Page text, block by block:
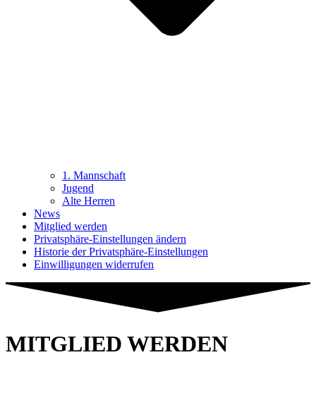
1. Mannschaft
Jugend
Alte Herren
News
Mitglied werden
Privatsphäre-Einstellungen ändern
Historie der Privatsphäre-Einstellungen
Einwilligungen widerrufen
MITGLIED WERDEN